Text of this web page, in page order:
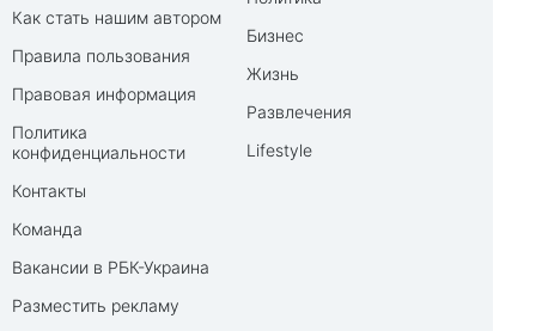
Как стать нашим автором
Правила пользования
Правовая информация
Политика
конфиденциальности
Контакты
Команда
Вакансии в РБК-Украина
Разместить рекламу
Бизнес
Жизнь
Развлечения
Lifestyle